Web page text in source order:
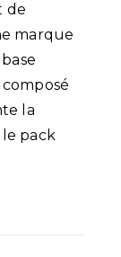
de
marque
la
pack